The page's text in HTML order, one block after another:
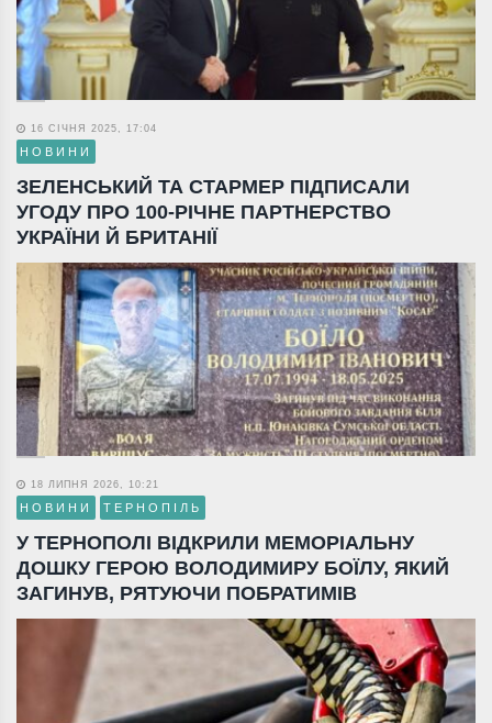
16 СІЧНЯ 2025, 17:04
НОВИНИ
ЗЕЛЕНСЬКИЙ ТА СТАРМЕР ПІДПИСАЛИ
УГОДУ ПРО 100-РІЧНЕ ПАРТНЕРСТВО
УКРАЇНИ Й БРИТАНІЇ
18 ЛИПНЯ 2026, 10:21
НОВИНИ ТЕРНОПІЛЬ
У ТЕРНОПОЛІ ВІДКРИЛИ МЕМОРІАЛЬНУ
ДОШКУ ГЕРОЮ ВОЛОДИМИРУ БОЇЛУ, ЯКИЙ
ЗАГИНУВ, РЯТУЮЧИ ПОБРАТИМІВ